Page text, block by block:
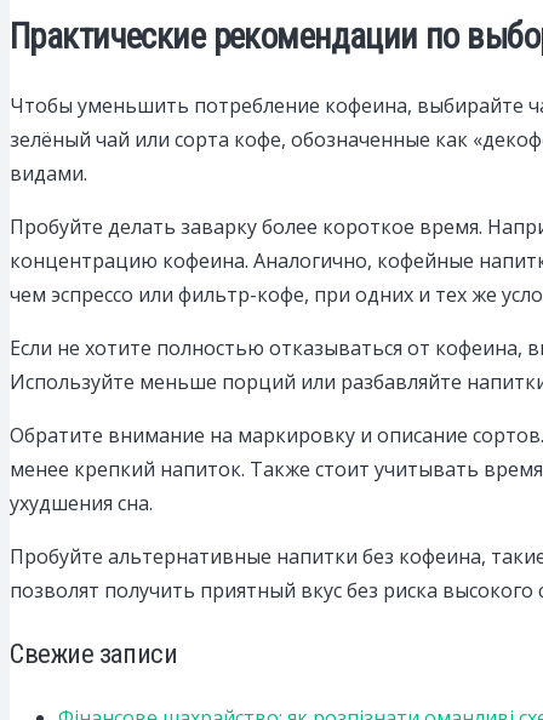
Практические рекомендации по
Чтобы уменьшить потребление кофеина, выбирайте
зелёный чай или сорта кофе, обозначенные как
видами.
Пробуйте делать заварку более короткое время.
концентрацию кофеина. Аналогично, кофейные
чем эспрессо или фильтр-кофе, при одних и тех же
Если не хотите полностью отказываться от
Используйте меньше порций или разбавляйте
Обратите внимание на маркировку и описание
менее крепкий напиток. Также стоит учитывать
ухудшения сна.
Пробуйте альтернативные напитки без кофеина,
позволят получить приятный вкус без риска
Свежие записи